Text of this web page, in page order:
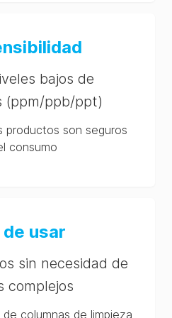
bajos de
(ppm/ppb/ppt)
productos son seguros
consumo
de usar
sin necesidad de
complejos
de columnas de limpieza